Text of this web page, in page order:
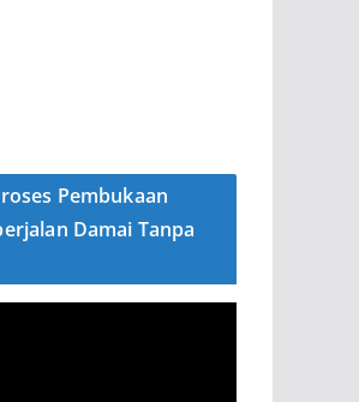
Pembukaan
Damai Tanpa